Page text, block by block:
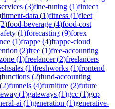
(3)fine-tuning (1)fintech
fitment-data (1)fitness (1)fleet
2)food-beverage (4)food-cost
(1)forecasting (9)forex
(1)frappe (4)frappe-cloud
(2)free (1)free-accounting
(1)freelancer(2)freelancers
(1)freshworks (1)frontend
functions (2)fund-accounting
2)funnels (4)furniture (2)future
(1)gateways (1)gcc (1)gcp
ai (1)generation (1)generative-